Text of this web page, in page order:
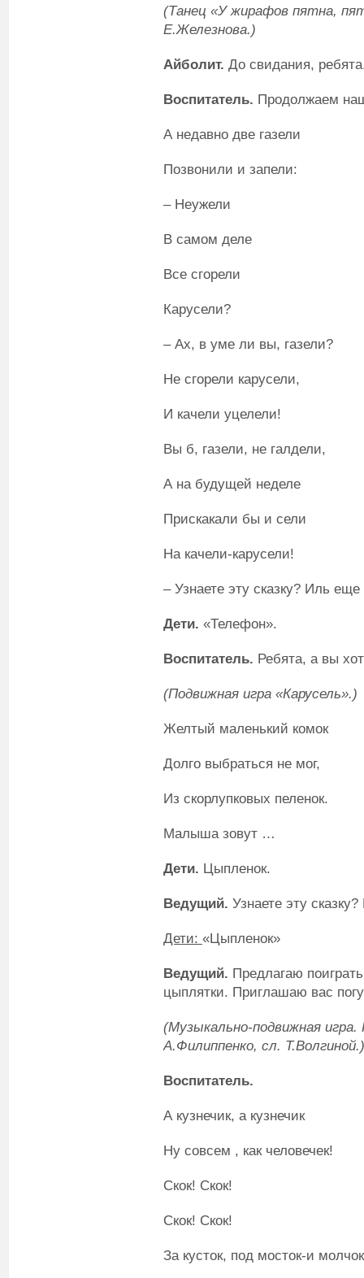
(Танец «У жирафов пятна,
Е.Железнова.)
Айболит. До свидания,
Воспитатель. Продолжаем
А недавно две газели
Позвонили и запели:
– Неужели
В самом деле
Все сгорели
Карусели?
– Ах, в уме ли вы, газели?
Не сгорели карусели,
И качели уцелели!
Вы б, газели, не галдели,
А на будущей неделе
Прискакали бы и сели
На качели-карусели!
– Узнаете эту сказку? Иль
Дети. «Телефон».
Воспитатель. Ребята, а вы
(Подвижная игра «Карусель».)
Желтый маленький комок
Долго выбраться не мог,
Из скорлупковых пеленок.
Малыша зовут …
Дети. Цыпленок.
Ведущий. Узнаете эту
Дети: «Цыпленок»
Ведущий. Предлагаю
цыплятки. Приглашаю вас
(Музыкально-подвижная
А.Филиппенко, сл. Т.Волгиной.)
Воспитатель.
А кузнечик, а кузнечик
Ну совсем , как человечек!
Скок! Скок!
Скок! Скок!
За кусток, под мосток-и